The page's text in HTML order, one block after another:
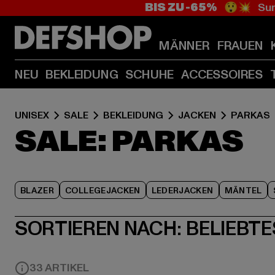
BIS ZU -65% 😲💥
MÄNNER FRAUEN
NEU BEKLEIDUNG SCHUHE ACCESSOIRES
UNISEX SALE BEKLEIDUNG JACKEN PARKAS
SALE: PARKAS
BLAZER COLLEGEJACKEN LEDERJACKEN MÄNTEL
SORTIEREN NACH:
33 ARTIKEL